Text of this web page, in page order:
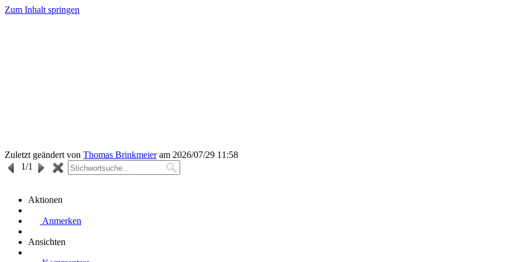
Zum Inhalt springen
Zuletzt geändert von Thomas Brinkmeieram 2026/07/29 11:58
1/1
Aktionen
Anmerken
Ansichten